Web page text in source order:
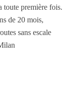
toute première fois.
de 20 mois,
sans escale